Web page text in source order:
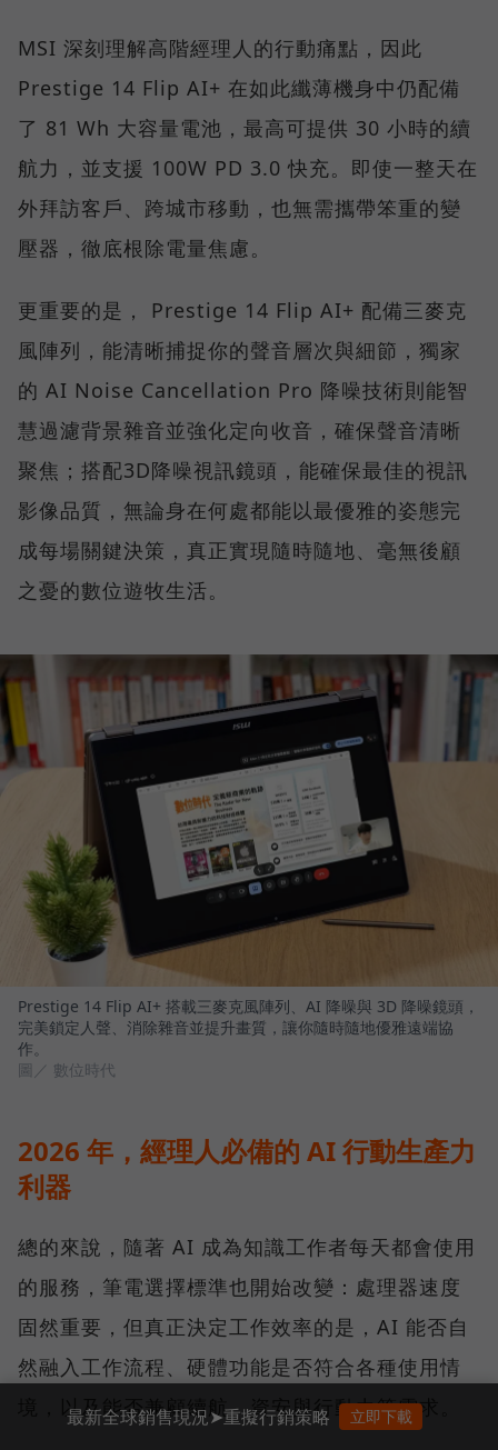
MSI 深刻理解高階經理人的行動痛點，因此
Prestige 14 Flip AI+ 在如此纖薄機身中仍配備
了 81 Wh 大容量電池，最高可提供 30 小時的續
航力，並支援 100W PD 3.0 快充。即使一整天在
外拜訪客戶、跨城市移動，也無需攜帶笨重的變
壓器，徹底根除電量焦慮。
更重要的是， Prestige 14 Flip AI+ 配備三麥克
風陣列，能清晰捕捉你的聲音層次與細節，獨家
的 AI Noise Cancellation Pro 降噪技術則能智
慧過濾背景雜音並強化定向收音，確保聲音清晰
聚焦；搭配3D降噪視訊鏡頭，能確保最佳的視訊
影像品質，無論身在何處都能以最優雅的姿態完
成每場關鍵決策，真正實現隨時隨地、毫無後顧
之憂的數位遊牧生活。
Prestige 14 Flip AI+ 搭載三麥克風陣列、AI 降噪與 3D 降噪鏡頭，
完美鎖定人聲、消除雜音並提升畫質，讓你隨時隨地優雅遠端協
作。
圖／ 數位時代
2026 年，經理人必備的 AI 行動生產力
利器
總的來說，隨著 AI 成為知識工作者每天都會使用
的服務，筆電選擇標準也開始改變：處理器速度
固然重要，但真正決定工作效率的是，AI 能否自
然融入工作流程、硬體功能是否符合各種使用情
境，以及能否兼顧續航、資安與行動力等需求。
最新全球銷售現況➤重擬行銷策略 立即下載